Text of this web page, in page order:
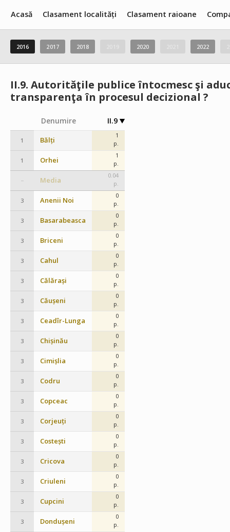
Acasă Clasament localități Clasament raioane
2016 2017 2018 2020 2022
II.9. Autorităţile publice întocmesc şi
transparenţa în procesul decizional ?
Denumire II.9
1 Bălți
1
p.
1 Orhei
1
p.
– Media
0.04
p.
3 Anenii Noi
0
p.
3 Basarabeasca
0
p.
3 Briceni
0
p.
3 Cahul
0
p.
3 Călărași
0
p.
3 Căușeni
0
p.
3 Ceadîr-Lunga
0
p.
3 Chișinău
0
p.
3 Cimișlia
0
p.
3 Codru
0
p.
3 Copceac
0
p.
3 Corjeuți
0
p.
3 Costești
0
p.
3 Cricova
0
p.
3 Criuleni
0
p.
3 Cupcini
0
p.
3 Dondușeni
0
p.